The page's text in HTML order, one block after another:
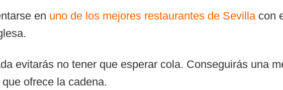
en uno de los mejores restaurantes de Sevillacon
evitarás no tener que esperar cola. Conseguirás una
ofrece la cadena.